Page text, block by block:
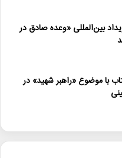
بین‌المللی «وعده صادق در
کتاب با موضوع «راهبر شهید» در